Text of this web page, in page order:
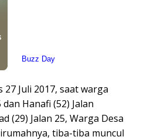
Juli 2017, saat warga
Hanafi (52) Jalan
(29) Jalan 25, Warga Desa
tiba-tiba muncul